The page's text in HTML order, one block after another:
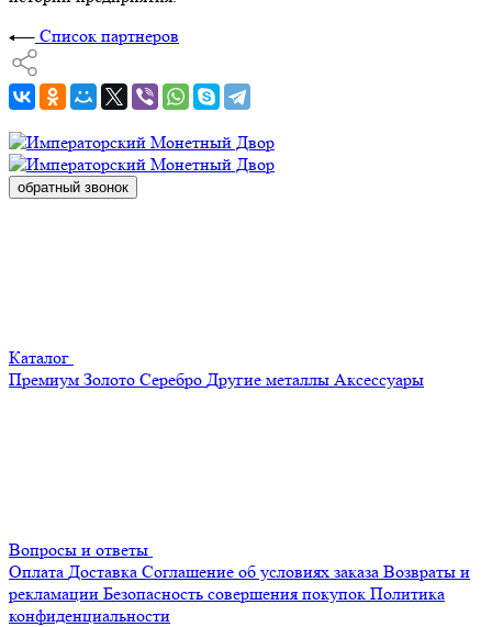
Список партнеров
обратный звонок
Каталог
Премиум Золото Серебро Другие металлы Аксессуары
Вопросы и ответы
Оплата Доставка Соглашение об условиях заказа Возвраты и
рекламации Безопасность совершения покупок Политика
конфиденциальности